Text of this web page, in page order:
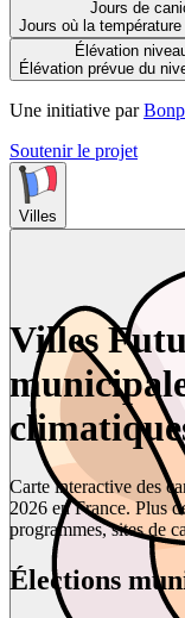
Jours de
Jours où la température
Élévation
Élévation prévue du
Une initiative par
Soutenir le projet
Villes
Villes
Carte interactive des
2026 en France. Plus
programmes, sites de
Élections